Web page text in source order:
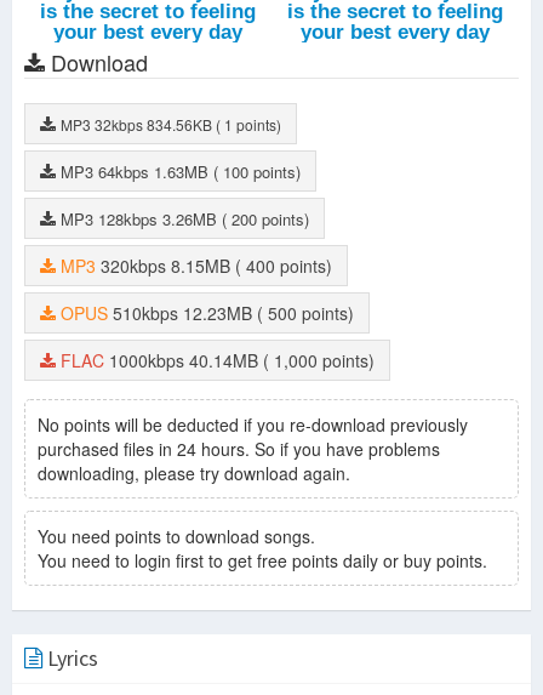
Download
MP3 32kbps834.56KB ( 1 points)
MP3 64kbps 1.63MB ( 100 points)
MP3 128kbps 3.26MB ( 200 points)
MP3 320kbps 8.15MB
( 400 points)
OPUS 510kbps 12.23MB
( 500 points)
FLAC 1000kbps 40.14MB ( 1,000 points)
No points will be deducted if you re-download previously
purchased files in 24 hours. So if you have problems
downloading, please try download again.
You need points to download songs.
You need to login first to get free points daily or buy points.
Lyrics